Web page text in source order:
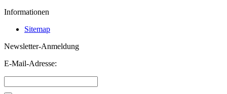
Informationen
Sitemap
Newsletter-Anmeldung
E-Mail-Adresse: